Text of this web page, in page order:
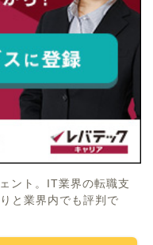
ント。IT業界の転職支
と業界内でも評判で